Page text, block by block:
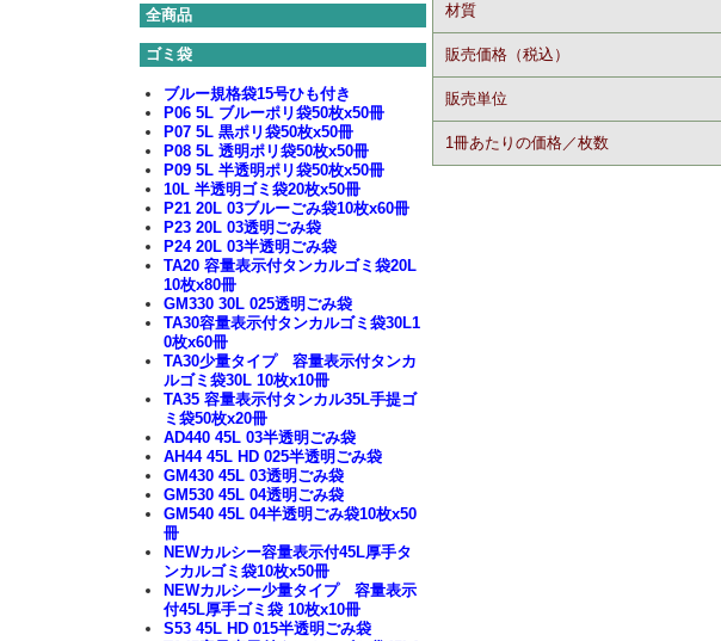
全商品
ゴミ袋
ブルー規格袋15号ひも付き
P06 5L ブルーポリ袋50枚x50冊
P07 5L 黒ポリ袋50枚x50冊
P08 5L 透明ポリ袋50枚x50冊
P09 5L 半透明ポリ袋50枚x50冊
10L 半透明ゴミ袋20枚x50冊
P21 20L 03ブルーごみ袋10枚x60冊
P23 20L 03透明ごみ袋
P24 20L 03半透明ごみ袋
TA20 容量表示付タンカルゴミ袋20L
10枚x80冊
GM330 30L 025透明ごみ袋
TA30容量表示付タンカルゴミ袋30L1
0枚x60冊
TA30少量タイプ 容量表示付タンカ
ルゴミ袋30L 10枚x10冊
TA35 容量表示付タンカル35L手提ゴ
ミ袋50枚x20冊
AD440 45L 03半透明ごみ袋
AH44 45L HD 025半透明ごみ袋
GM430 45L 03透明ごみ袋
GM530 45L 04透明ごみ袋
GM540 45L 04半透明ごみ袋10枚x50
冊
NEWカルシー容量表示付45L厚手タ
ンカルゴミ袋10枚x50冊
NEWカルシー少量タイプ 容量表示
付45L厚手ゴミ袋 10枚x10冊
S53 45L HD 015半透明ごみ袋
材質
販売価格（税込）
販売単位
1冊あたりの価格／枚数